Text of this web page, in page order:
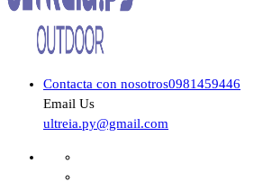
Contacta con nosotros0981459446
Email Us
ultreia.py@gmail.com